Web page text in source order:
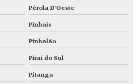
Pérola D'Oeste
Pinhais
Pinhalão
Piraí do Sul
Pitanga